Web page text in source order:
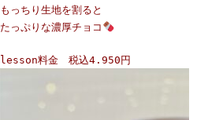
もっちり生地を割ると
たっぷりな濃厚チョコ
lesson料金 税込4.950円